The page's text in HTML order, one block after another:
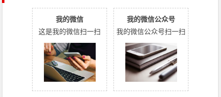
我的微信
这是我的微信扫一扫
我的微信公众号
我的微信公众号扫一扫